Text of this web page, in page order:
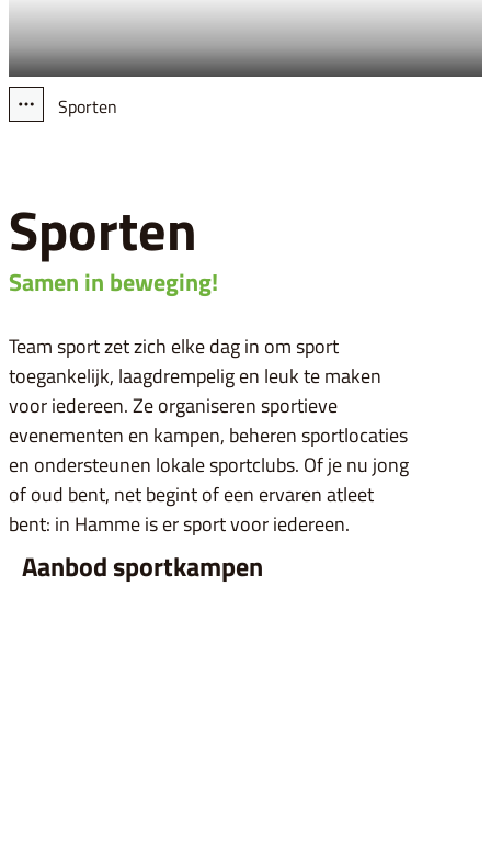
Toon alle broodkruimel items
Sporten
Sporten
Samen in beweging!
Team sport zet zich elke dag in om sport
toegankelijk, laagdrempelig en leuk te maken
voor iedereen. Ze organiseren sportieve
evenementen en kampen, beheren sportlocaties
en ondersteunen lokale sportclubs. Of je nu jong
of oud bent, net begint of een ervaren atleet
bent: in Hamme is er sport voor iedereen.
Aanbod sportkampen
Aanbod sportkampen